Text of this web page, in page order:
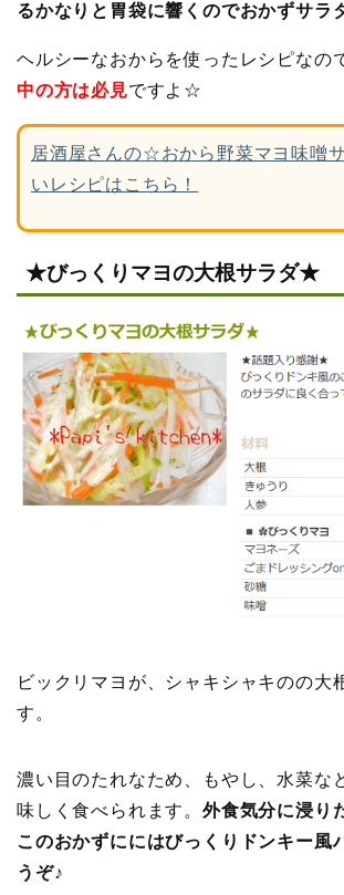
るかなりと胃袋に響くのでおかずサラ
ヘルシーなおからを使ったレシピなの
中の方は必見ですよ☆
居酒屋さんの☆おから野菜マヨ味噌
いレシピはこちら！
★びっくりマヨの大根サラダ★
ビックリマヨが、シャキシャキのの大
す。
濃い目のたれなため、もやし、水菜な
味しく食べられます。 外食気分に浸り
このおかずににはびっくりドンキー風
うぞ♪